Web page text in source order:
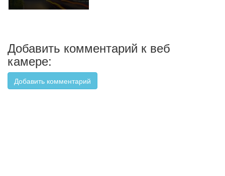
Добавить комментарий к веб
камере:
Добавить комментарий